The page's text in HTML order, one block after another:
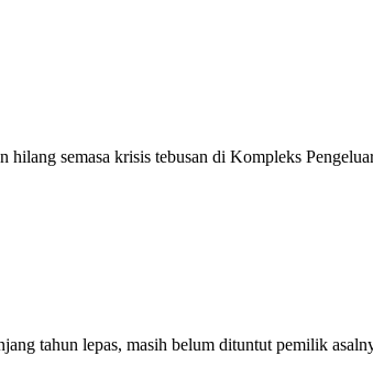
semasa krisis tebusan di Kompleks
tahun lepas, masih belum dituntut pemilik